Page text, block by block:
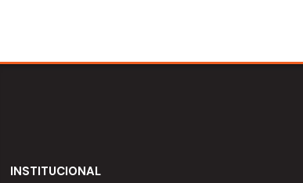
INSTITUCIONAL